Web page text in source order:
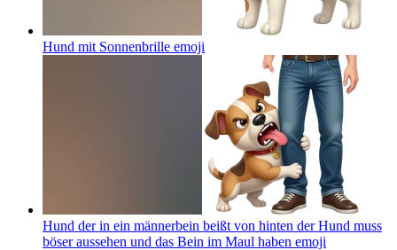
Hund mit Sonnenbrille emoji
Hund der in ein männerbein beißt von hinten der Hund muss
böser aussehen und das Bein im Maul haben emoji